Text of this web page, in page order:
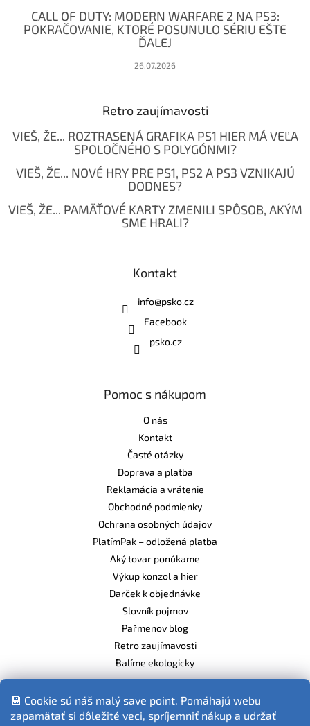
💾 Cookie sú náš malý save point. Pomáhajú webu
zapamätať si dôležité veci, spríjemniť nákup a udržať
CALL OF DUTY: MODERN WARFARE 2 NA PS3:
POKRAČOVANIE, KTORÉ POSUNULO SÉRIU EŠTE
ĎALEJ
26.07.2026
Retro zaujímavosti
VIEŠ, ŽE... ROZTRASENÁ GRAFIKA PS1 HIER MÁ VEĽA
SPOLOČNÉHO S POLYGÓNMI?
VIEŠ, ŽE... NOVÉ HRY PRE PS1, PS2 A PS3 VZNIKAJÚ
DODNES?
VIEŠ, ŽE... PAMÄŤOVÉ KARTY ZMENILI SPÔSOB, AKÝM
SME HRALI?
Kontakt
info@psko.cz
Facebook
psko.cz
Pomoc s nákupom
O nás
Kontakt
Časté otázky
Doprava a platba
Reklamácia a vrátenie
Obchodné podmienky
Ochrana osobných údajov
PlatímPak – odložená platba
Aký tovar ponúkame
Výkup konzol a hier
Darček k objednávke
Slovník pojmov
Pařmenov blog
Retro zaujímavosti
Balíme ekologicky
Fotografie produktov sú ilustračné.